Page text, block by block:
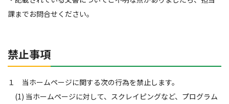
課までお問合せください。
禁止事項
１ 当ホームページに関する次の行為を禁止します。
(1) 当ホームページに対して、スクレイピングなど、プログラム